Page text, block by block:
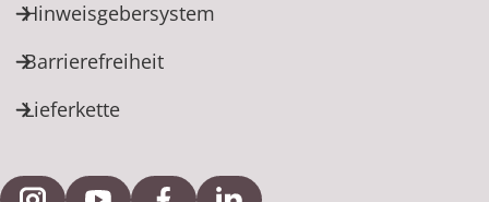
Hinweisgebersystem
Barrierefreiheit
Lieferkette